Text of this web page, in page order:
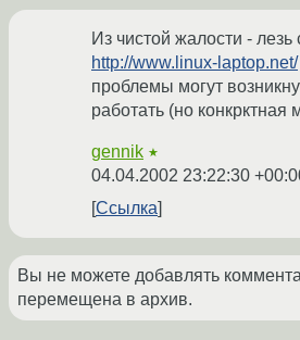
Из чистой жалости - лезь
http://www.linux-laptop.net/
проблемы могут
работать (но конкрктная
gennik ★
04.04.2002 23:22:30
Ссылка
Вы не можете добавлять
перемещена в архив.